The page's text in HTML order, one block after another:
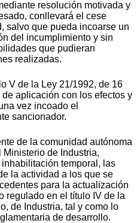
resolución motivada y
conllevará el cese
salvo que pueda incoarse un
del incumplimiento y sin
que pudieran
realizadas.
V de la Ley 21/1992, de 16
aplicación con los efectos y
vez incoado el
sancionador.
de la comunidad autónoma
de Industria,
temporal, las
la actividad a los que se
para la actualización
regulado en el título IV de la
de Industria, tal y como lo
de desarrollo.